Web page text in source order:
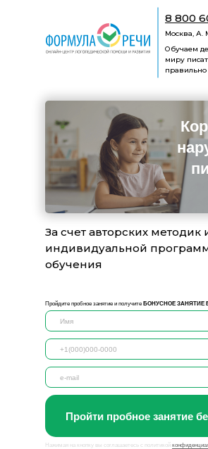
Обучаем
миру
правильно
Москва, А.
Пройти пробное занятие
Нажимая на кнопку вы соглашаетесь с политикой
Пройдите пробное занятие и получите БОНУСНОЕ ЗАНЯТИЕ
За счет авторских методик
индивидуальной
обучения
8 800